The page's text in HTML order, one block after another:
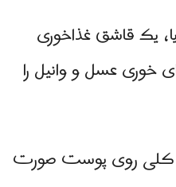
یک قاشق غذاخوری
خوری عسل و وانیل را
کلی روی پوست صورت